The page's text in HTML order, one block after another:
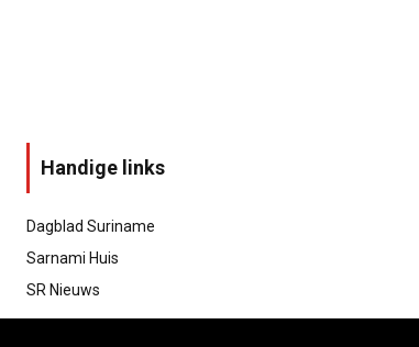
Handige links
Dagblad Suriname
Sarnami Huis
SR Nieuws